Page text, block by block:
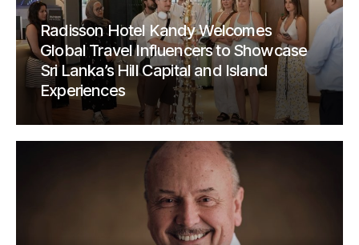
Radisson Hotel Kandy Welcomes
Global Travel Influencers to Showcase
Sri Lanka’s Hill Capital and Island
Experiences